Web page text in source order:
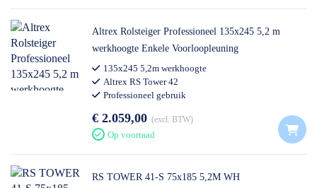
Altrex Rolsteiger Professioneel 135x245 5,2 m
werkhoogte Enkele Voorloopleuning
135x245 5,2m werkhoogte
Altrex RS Tower 42
Professioneel gebruik
€ 2.059,00 excl. BTW
Op voorraad
RS TOWER 41-S 75x185 5,2M WH